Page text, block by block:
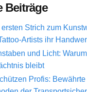
Beiträge
ersten Strich zum
Artists ihr
und Licht:
bleibt
Profis: Bewährte